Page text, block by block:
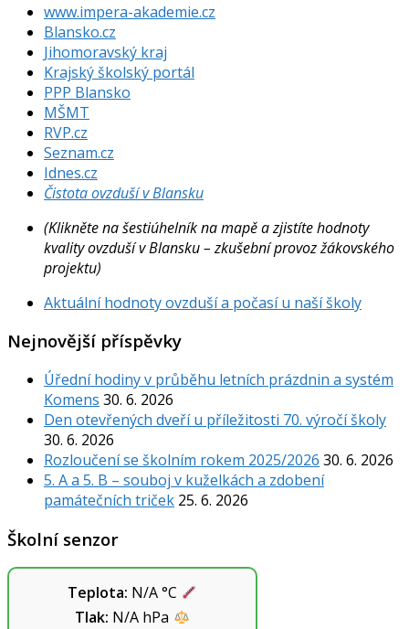
www.impera-akademie.cz
Blansko.cz
Jihomoravský kraj
Krajský školský portál
PPP Blansko
MŠMT
RVP.cz
Seznam.cz
Idnes.cz
Čistota ovzduší v Blansku
(Klikněte na šestiúhelník na mapě a zjistíte hodnoty
kvality ovzduší v Blansku – zkušební provoz žákovského
projektu)
Aktuální hodnoty ovzduší a počasí u naší školy
Nejnovější příspěvky
Úřední hodiny v průběhu letních prázdnin a systém
Komens 30. 6. 2026
Den otevřených dveří u příležitosti 70. výročí školy
30. 6. 2026
Rozloučení se školním rokem 2025/2026 30. 6. 2026
5. A a 5. B – souboj v kuželkách a zdobení
památečních triček 25. 6. 2026
Školní senzor
Teplota: N/A°C
Tlak: N/A hPa